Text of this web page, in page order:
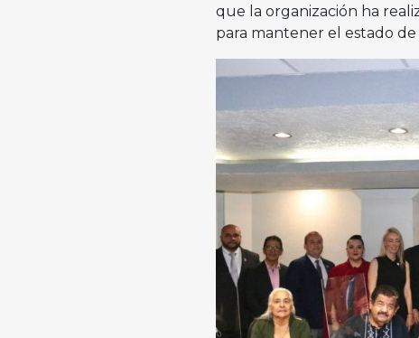
que la organización ha
para mantener el estado